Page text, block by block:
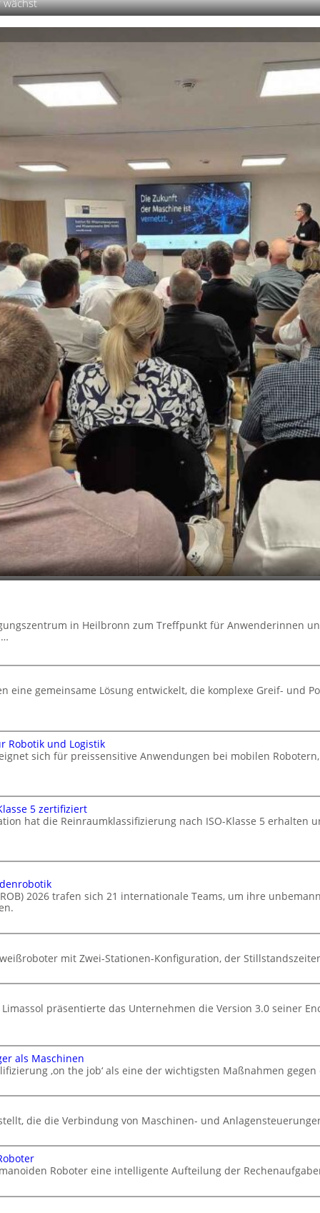
in Heilbronn zum Treffpunkt für Anwenderinnen
eine gemeinsame Lösung entwickelt, die komplexe Greif- und
Robotik und Logistik
sich für preissensitive Anwendungen bei mobilen
5 zertifiziert
hat die Reinraumklassifizierung nach ISO-Klasse 5 erhalten
2026 trafen sich 21 internationale Teams, um ihre
mit Zwei-Stationen-Konfiguration, der
präsentierte das Unternehmen die Version 3.0 seiner
als Maschinen
‚on the job‘ als eine der wichtigsten Maßnahmen
die die Verbindung von Maschinen- und
Roboter eine intelligente Aufteilung der